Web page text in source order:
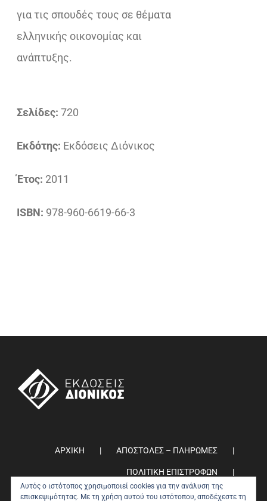
για τις σπουδές τους σε θέματα
ελληνικής οικονομίας και
ανάπτυξης.
Σελίδες: 720
Εκδότης: Εκδόσεις Διόνικος
Έτος: 2011
ISBN: 978-960-6619-66-3
ΑΡΧΙΚΗ ΑΠΟΣΤΟΛΕΣ – ΠΛΗΡΩΜΕΣ
ΠΟΛΙΤΙΚΗ ΕΠΙΣΤΡΟΦΩΝ
ΠΟΛΙΤΙΚΗ ΑΠΟΡΡΗΤΟΥ 0
Αυτός ο ιστότοπος χρησιμοποιεί cookies για την ανάλυση της
επισκεψιμότητας. Με τη χρήση αυτού του ιστότοπου, αποδέχεστε τη